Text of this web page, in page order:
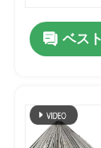
ニュース
見積依頼
ベス